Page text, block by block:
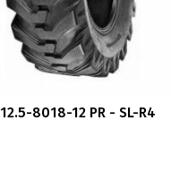
12.5-8018-12 PR - SL-R4